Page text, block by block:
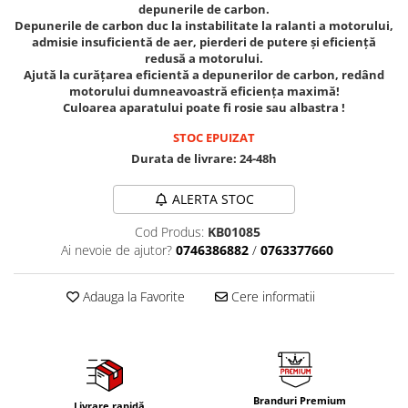
Tig-Wig
Pompe si Cilindri Hidraulici
Prese pentru arcuri
Redresoare,Roboti Pornire,Cabluri
Recuperatoare de ulei
Scule Ajutatoare
Scule De Mana si Unelte
Capsatoare tapiterie
depunerile de carbon.
Depunerile de carbon duc la instabilitate la ralanti a motorului,
admisie insuficientă de aer, pierderi de putere și eficiență
redusă a motorului.
Ajută la curățarea eficientă a depunerilor de carbon, redând
motorului dumneavoastră eficiența maximă!
Culoarea aparatului poate fi rosie sau albastra !
STOC EPUIZAT
Durata de livrare: 24-48h
ALERTA STOC
Cod Produs: KB01085
Ai nevoie de ajutor? 0746386882 / 0763377660
Adauga la Favorite Cere informatii
Branduri Premium